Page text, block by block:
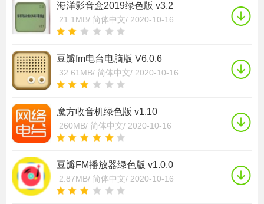
海洋影音盒2019绿色版 v3.2
21.1MB/ 简体中文/ 2020-10-16
豆瓣fm电台电脑版 V6.0.6
32.61MB/ 简体中文/ 2020-10-16
魔方收音机绿色版 v1.10
260MB/ 简体中文/ 2020-10-16
豆瓣FM播放器绿色版 v1.0.0
2.87MB/ 简体中文/ 2020-10-16